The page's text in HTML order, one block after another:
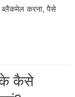
ब्लैकमेल करना, पैसे
कैसे